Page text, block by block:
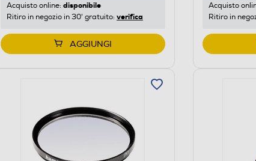
Acquisto online: disponibile
Ritiro in negozio in 30' gratuito: verifica
AGGIUNGI
Acquisto
Ritiro in